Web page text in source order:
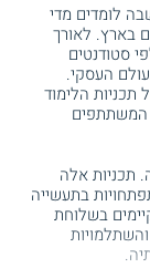
לומדים מדי
בארץ. לאורך
סטודנטים
העסקי.
הלימוד
המשתתפים
תכניות אלה
בתעשייה
בשלוחת